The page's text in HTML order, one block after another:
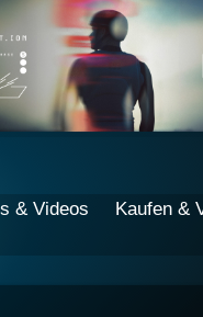
& Videos
Kaufen &